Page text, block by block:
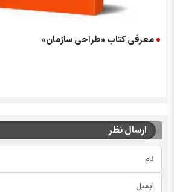
معرفی کتاب «طراحی سازمان»
ارسال نظر